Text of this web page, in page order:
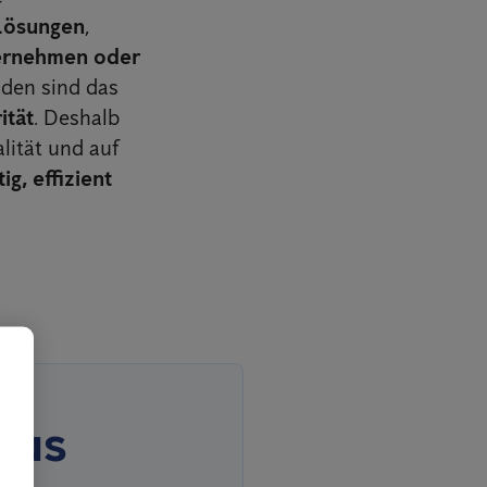
,
oder
sind das
. Deshalb
und auf
effizient